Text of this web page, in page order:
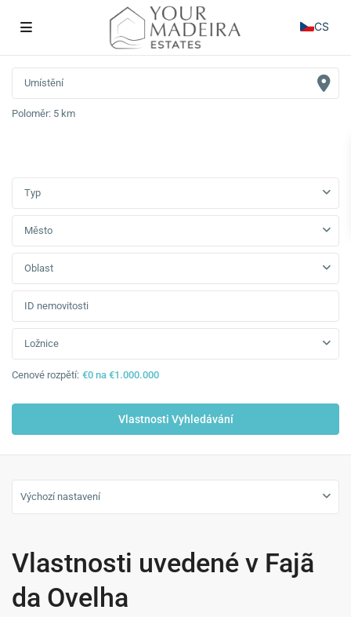
Poloměr: 5 km
Typ
Město
Oblast
Ložnice
Cenové rozpětí: €0 na €1.000.000
Výchozí nastavení
Vlastnosti uvedené v Fajã
da Ovelha
Raposeira
Fajã
da
CS